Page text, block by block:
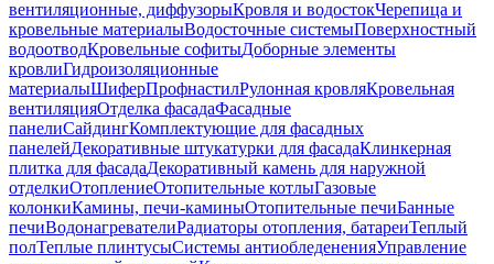
вентиляционные, диффузорыКровля и водостокЧерепица и
кровельные материалыВодосточные системыПоверхностный
водоотводКровельные софитыДоборные элементы
кровлиГидроизоляционные
материалыШиферПрофнастилРулонная кровляКровельная
вентиляцияОтделка фасадаФасадные
панелиСайдингКомплектующие для фасадных
панелейДекоративные штукатурки для фасадаКлинкерная
плитка для фасадаДекоративный камень для наружной
отделкиОтоплениеОтопительные котлыГазовые
колонкиКамины, печи-каминыОтопительные печиБанные
печиВодонагревателиРадиаторы отопления, батареиТеплый
полТеплые плинтусыСистемы антиобледененияУправление